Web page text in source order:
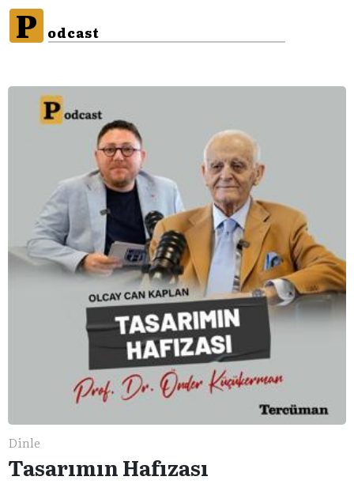
P odcast
Dinle
Tasarımın Hafızası